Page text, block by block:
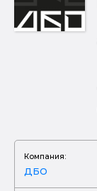
Компания:
ДБО